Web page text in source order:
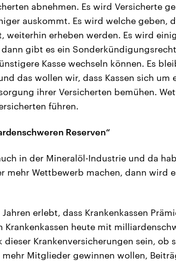
abnehmen. Es wird Versicherte
auskommt. Es wird welche geben,
weiterhin erheben werden. Es wird
gibt es ein
Kasse wechseln können. Es
das wollen wir, dass Kassen sich um
ihrer Versicherten bemühen.
führen.
Reserven“
in der Mineralöl-Industrie und da
mehr Wettbewerb machen, dann wird
erlebt, dass Krankenkassen
heute mit
Krankenversicherungen sein, ob
Mitglieder gewinnen wollen,